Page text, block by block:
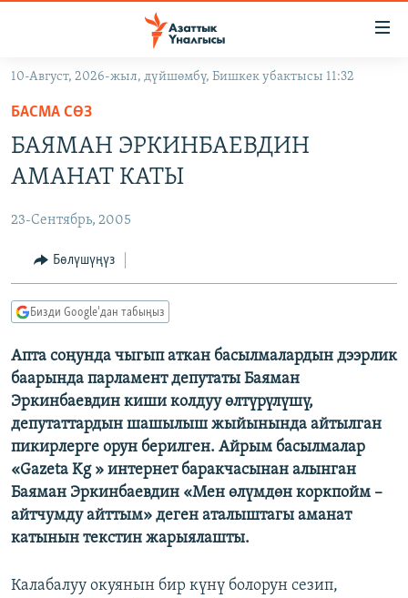
Навигацияга
өтүңүз
Издөөгө
салыңыз
ЭКОНОМИКА
МАДАНИЯТ
БОРБОР АЗИЯ
АТАЙЫН ИЛИКТӨӨ
ТВ ПРОГРАММАЛАР
ЭКСПЕРТТЕР ТАЛДАЙТ
БИЗ ЖАНА ДҮЙНӨ
ДАНИСТЕ
ЭЖЕ-СИҢДИЛЕР
АЗАТТЫК+
ЫҢГАЙСЫЗ СУРООЛОР
ӨЗГӨЧӨ ПИКИР
Русский
ОНЛАЙН ШЕРИНЕ
ЭЕ/АРнун бардык сайттары
10-Август, 2026-жыл, дүйшөмбү, Бишкек убактысы 11:32
БАСМА СӨЗ
БАЯМАН ЭРКИНБАЕВДИН
АМАНАТ КАТЫ
23-Сентябрь, 2005
Бөлүшүңүз
Бизди Google'дан табыңыз
Апта соңунда чыгып аткан басылмалардын дээрлик
баарында парламент депутаты Баяман
Эркинбаевдин киши колдуу өлтүрүлүшү,
депутаттардын шашылыш жыйынында айтылган
пикирлерге орун берилген. Айрым басылмалар
«Gazeta Kg » интернет баракчасынан алынган
Баяман Эркинбаевдин «Мен өлүмдөн коркпойм –
айтчумду айттым» деген аталыштагы аманат
катынын текстин жарыялашты.
Калабалуу окуянын бир күнү болорун сезип,